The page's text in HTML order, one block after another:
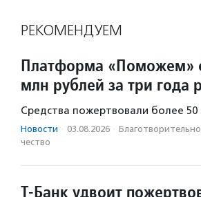
РЕКОМЕНДУЕМ
Платформа «Поможем»
млн рублей за три года
Средства пожертвовали более 50
Новости · 03.08.2026 ·
чест­во
Т-Банк удвоит